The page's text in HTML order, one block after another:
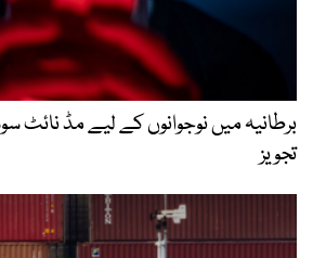
برطانیہ میں نوجوانوں کے لیے مڈ نائٹ
تجویز